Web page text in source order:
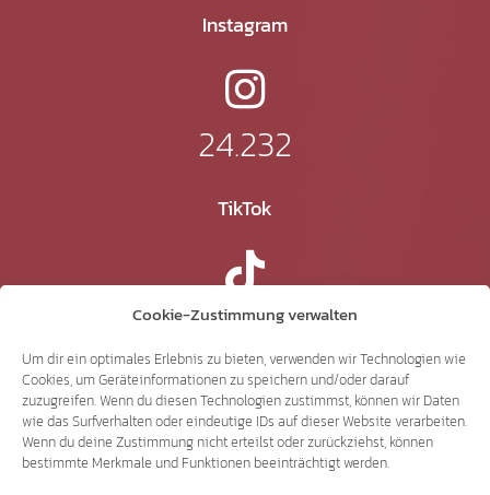
Cookie-Zustimmung verwalten
Um dir ein optimales Erlebnis zu bieten, verwenden wir Technologien wie
Cookies, um Geräteinformationen zu speichern und/oder darauf
zuzugreifen. Wenn du diesen Technologien zustimmst, können wir Daten
wie das Surfverhalten oder eindeutige IDs auf dieser Website verarbeiten.
Wenn du deine Zustimmung nicht erteilst oder zurückziehst, können
bestimmte Merkmale und Funktionen beeinträchtigt werden.
Instagram
24.232
TikTok
41.370
X